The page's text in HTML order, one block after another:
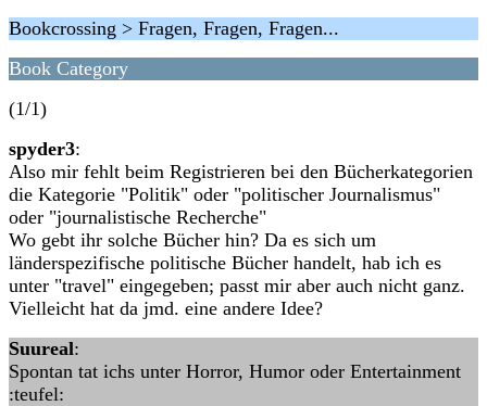
Bookcrossing > Fragen, Fragen, Fragen...
Book Category
(1/1)
spyder3:
Also mir fehlt beim Registrieren bei den Bücherkategorien
die Kategorie "Politik" oder "politischer Journalismus"
oder "journalistische Recherche"
Wo gebt ihr solche Bücher hin? Da es sich um
länderspezifische politische Bücher handelt, hab ich es
unter "travel" eingegeben; passt mir aber auch nicht ganz.
Vielleicht hat da jmd. eine andere Idee?
Suureal:
Spontan tat ichs unter Horror, Humor oder Entertainment
:teufel: